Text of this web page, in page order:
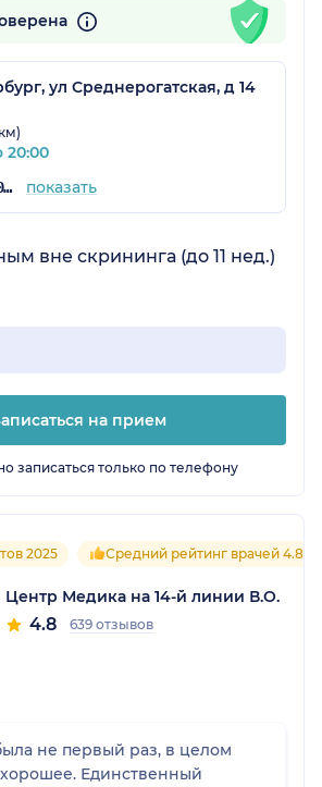
ул Среднерогатская, д 14
20:00
+7 (812) 603-50-11 показать
вне скрининга (до 11 нед.)
на прием
записаться только по телефону
2025 Средний рейтинг врачей 4.8
Центр Медика на 14-й линии В.О.
4.8 639 отзывов
не первый раз, в целом
Единственный